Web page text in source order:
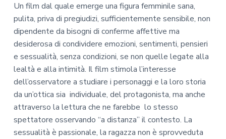
Un film dal quale emerge una figura femminile sana,
pulita, priva di pregiudizi, sufficientemente sensibile, non
dipendente da bisogni di conferme affettive ma
desiderosa di condividere emozioni, sentimenti, pensieri
e sessualità, senza condizioni, se non quelle legate alla
lealtà e alla intimità. Il film stimola l’interesse
dell’osservatore a studiare i personaggi e la loro storia
da un’ottica sia individuale, del protagonista, ma anche
attraverso la lettura che ne farebbe lo stesso
spettatore osservando “a distanza” il contesto. La
sessualità è passionale, la ragazza non è sprovveduta